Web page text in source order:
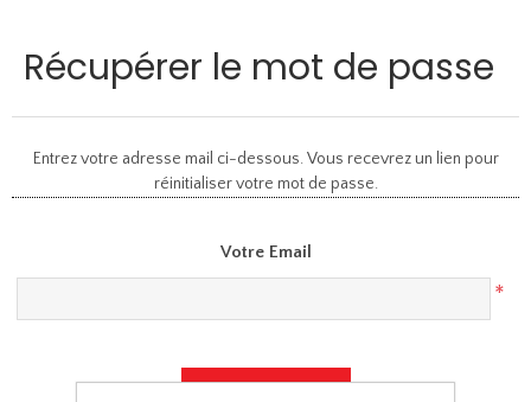
Récupérer le mot de passe
Entrez votre adresse mail ci-dessous. Vous recevrez un lien pour
réinitialiser votre mot de passe.
Votre Email
*